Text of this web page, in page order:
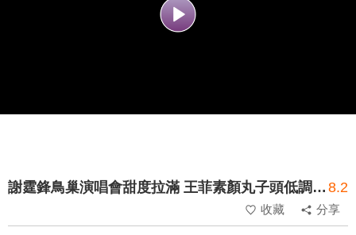
謝霆鋒鳥巢演唱會甜度拉滿 王菲素顏丸子頭低調現身包廂助陣 8.2
收藏 分享